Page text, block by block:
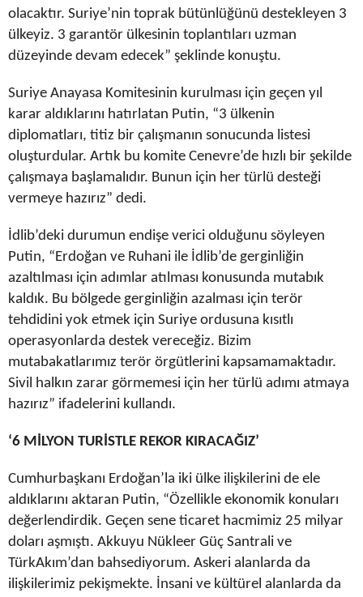
olacaktır. Suriye’nin toprak bütünlüğünü destekleyen 3
ülkeyiz. 3 garantör ülkesinin toplantıları uzman
düzeyinde devam edecek” şeklinde konuştu.
Suriye Anayasa Komitesinin kurulması için geçen yıl
karar aldıklarını hatırlatan Putin, “3 ülkenin
diplomatları, titiz bir çalışmanın sonucunda listesi
oluşturdular. Artık bu komite Cenevre’de hızlı bir şekilde
çalışmaya başlamalıdır. Bunun için her türlü desteği
vermeye hazırız” dedi.
İdlib’deki durumun endişe verici olduğunu söyleyen
Putin, “Erdoğan ve Ruhani ile İdlib’de gerginliğin
azaltılması için adımlar atılması konusunda mutabık
kaldık. Bu bölgede gerginliğin azalması için terör
tehdidini yok etmek için Suriye ordusuna kısıtlı
operasyonlarda destek vereceğiz. Bizim
mutabakatlarımız terör örgütlerini kapsamamaktadır.
Sivil halkın zarar görmemesi için her türlü adımı atmaya
hazırız” ifadelerini kullandı.
‘6 MİLYON TURİSTLE REKOR KIRACAĞIZ’
Cumhurbaşkanı Erdoğan’la iki ülke ilişkilerini de ele
aldıklarını aktaran Putin, “Özellikle ekonomik konuları
değerlendirdik. Geçen sene ticaret hacmimiz 25 milyar
doları aşmıştı. Akkuyu Nükleer Güç Santrali ve
TürkAkım’dan bahsediyorum. Askeri alanlarda da
ilişkilerimiz pekişmekte. İnsani ve kültürel alanlarda da